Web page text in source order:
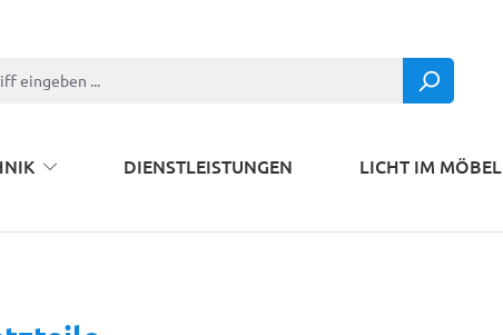
DIENSTLEISTUNGEN
LICHT IM MÖBEL